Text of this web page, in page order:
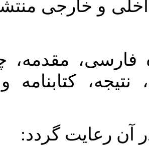
و خارجی
فارسی، مقدمه،
کتابنامه
آن رعايت گردد: